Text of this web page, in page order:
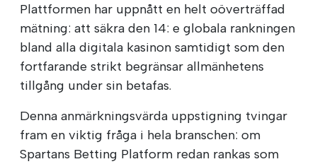
Plattformen har uppnått en helt oöverträffad
mätning: att säkra den 14: e globala rankningen
bland alla digitala kasinon samtidigt som den
fortfarande strikt begränsar allmänhetens
tillgång under sin betafas.
Denna anmärkningsvärda uppstigning tvingar
fram en viktig fråga i hela branschen: om
Spartans Betting Platform redan rankas som